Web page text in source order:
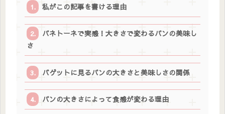
私がこの記事を書ける理由
パネトーネで実感！大きさで変わるパンの美味し
さ
バゲットに見るパンの大きさと美味しさの関係
パンの大きさによって食感が変わる理由